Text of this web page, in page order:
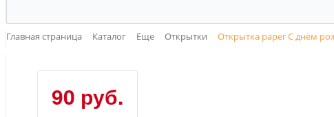
Главная страница Каталог Еще Открытки Открытка paper С днём
90 руб.